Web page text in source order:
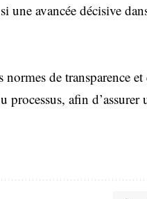
avancée décisive
de transparence
afin d’assurer